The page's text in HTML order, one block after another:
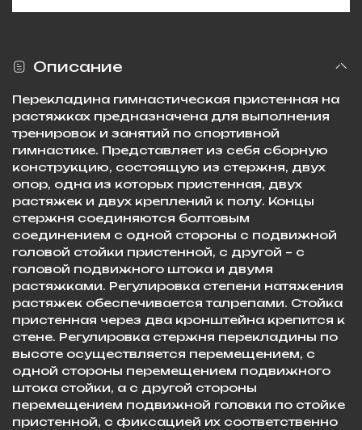
Описание
Перекладина гимнастическая пристенная на
растяжках предназначена для выполнения
тренировок и занятий по спортивной
гимнастике. Представляет из себя сборную
конструкцию, состоящую из стержня, двух
опор, одна из которых пристенная, двух
растяжек и двух креплений к полу. Концы
стержня соединяются болтовым
соединением с одной стороны с подвижной
головой стойки пристенной, с другой – с
головой подвижного штока и двумя
растяжками. Регулировка степени натяжения
растяжек обеспечива­ется талрепами. Стойка
пристенная через два кронштейна крепится к
стене. Регули­ровка стержня перекладины по
высоте осуществляется перемещением, с
одной сто­роны перемещением подвижного
штока стойки, а с другой стороны
перемещением подвижной головки по стойке
пристенной, с фиксацией их соответственно